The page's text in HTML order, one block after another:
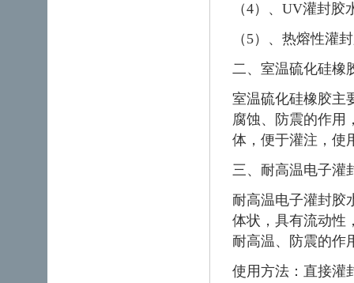
（4）、UV灌封胶
（5）、热熔性灌
二、室温硫化硅橡
室温硫化硅橡胶主
腐蚀、防震的作用
体，便于灌注，使
三、耐高温电子灌
耐高温电子灌封胶
体状，具有流动性
耐高温、防震的作
使用方法：直接灌